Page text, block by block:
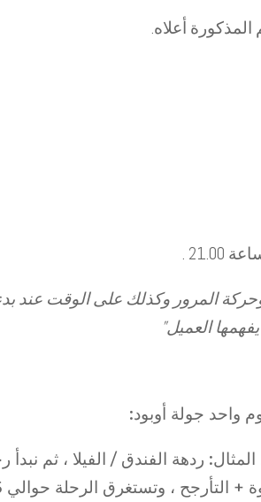
أعلاه.
المرور وكذلك على الوقت عند
العميل”
واحد جولة أوبود:
ردهة الفندق / الفيلا ، ثم نبدأ
جولة